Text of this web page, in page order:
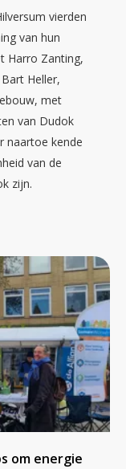
vierden
van hun
Harro Zanting,
Heller,
met
van Dudok
naartoe kende
van de
zijn.
om energie